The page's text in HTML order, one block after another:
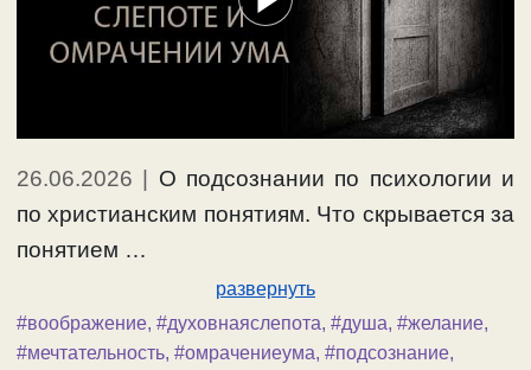
26.06.2026
О подсознании по психологии и
по христианским понятиям. Что скрывается за
понятием …
развернуть
#воображение, #духовнаяслепота, #душа, #желание,
#мечтательность, #омрачениеума, #подсознание,